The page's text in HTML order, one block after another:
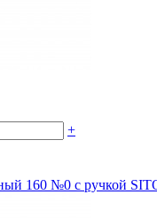
+
160 №0 с ручкой